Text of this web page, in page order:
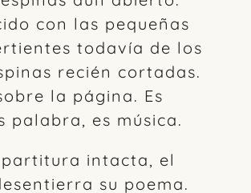
con las pequeñas
todavía de los
recién cortadas.
la página. Es
palabra, es música.
intacta, el
su poema.